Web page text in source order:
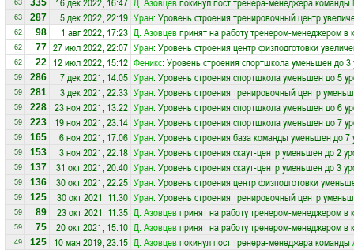
63 335
63 287 5 дек 2022, 22:19 Уран: Уровень строения тренировочный центр
62 98 1 авг 2022, 17:23 Д. Азовцевпринят на работу тренером-менеджером в
62 77 27 июл 2022, 22:07 Уран: Уровень строения центр физподготовки
62 22 12 июл 2022, 15:12 Феникс: Уровень строения спортшкола уменьшен до 3
59 286 7 дек 2021, 14:05 Уран: Уровень строения спортшкола уменьшен до 5
59 281 3 дек 2021, 22:33 Уран: Уровень строения тренировочный центр
59 228 23 ноя 2021, 13:22 Уран: Уровень строения спортшкола уменьшен до 6
59 223 19 ноя 2021, 23:14 Уран: Уровень строения спортшкола уменьшен до 7
59 165 6 ноя 2021, 17:06 Уран: Уровень строения база команды уменьшен до 7
59 153 3 ноя 2021, 22:18 Уран: Уровень строения скаут-центр уменьшен до 2
59 137 31 окт 2021, 20:40 Уран: Уровень строения скаут-центр уменьшен до 3
59 136 30 окт 2021, 22:25 Уран: Уровень строения центр физподготовки
59 125 30 окт 2021, 11:30 Уран: Уровень строения тренировочный центр
59 89 23 окт 2021, 11:35 Д. Азовцевпринят на работу тренером-менеджером в
59 75 20 окт 2021, 15:10 Д. Азовцевпринят на работу тренером-менеджером в
49 125 10 мая 2019, 23:15 Д. Азовцевпокинул пост тренера-менеджера команды